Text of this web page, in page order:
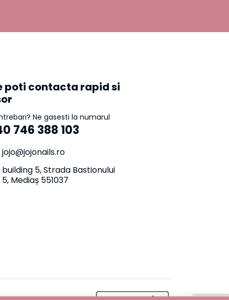
poti contacta rapid si
Ne gasesti la numarul
746 388 103
jojo@jojonails.ro
building 5, Strada Bastionului
5, Mediaș 551037